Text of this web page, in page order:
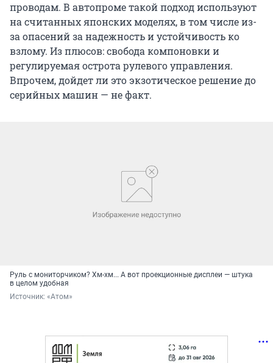
проводам. В автопроме такой подход используют
на считанных японских моделях, в том числе из-
за опасений за надежность и устойчивость ко
взлому. Из плюсов: свобода компоновки и
регулируемая острота рулевого управления.
Впрочем, дойдет ли это экзотическое решение до
серийных машин — не факт.
Руль с мониторчиком? Хм-хм... А вот проекционные дисплеи — штука
в целом удобная
Источник: «Атом»